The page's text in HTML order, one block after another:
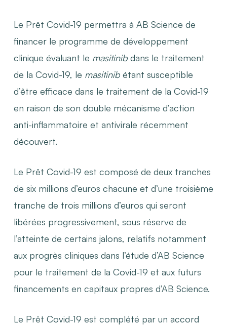
Le Prêt Covid-19 permettra à AB Science de
financer le programme de développement
clinique évaluant le masitinibdans le traitement
de la Covid-19, le masitinibétant susceptible
d’être efficace dans le traitement de la Covid-19
en raison de son double mécanisme d’action
anti-inflammatoire et antivirale récemment
découvert.
Le Prêt Covid-19 est composé de deux tranches
de six millions d’euros chacune et d’une troisième
tranche de trois millions d’euros qui seront
libérées progressivement, sous réserve de
l’atteinte de certains jalons, relatifs notamment
aux progrès cliniques dans l’étude d’AB Science
pour le traitement de la Covid-19 et aux futurs
financements en capitaux propres d’AB Science.
Le Prêt Covid-19 est complété par un accord